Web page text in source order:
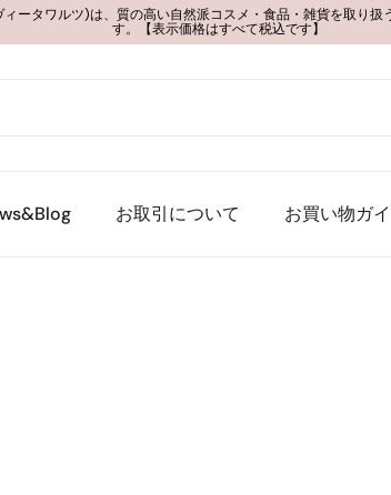
ータワルツ)は、質の高い自然派コスメ・食品・雑貨を取り扱
す。【表示価格はすべて税込です】
お取引について お買い物ガ